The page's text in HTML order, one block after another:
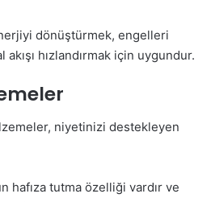
dönüştürmek, engelleri
akışı hızlandırmak için uygundur.
niyetinizi destekleyen
hafıza tutma özelliği vardır ve